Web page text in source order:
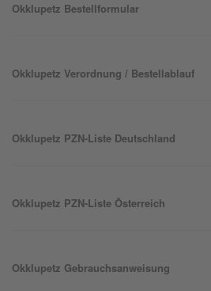
Okklupetz Bestellformular
Okklupetz Verordnung / Bestellablauf
Okklupetz PZN-Liste Deutschland
Okklupetz PZN-Liste Österreich
Okklupetz Gebrauchsanweisung